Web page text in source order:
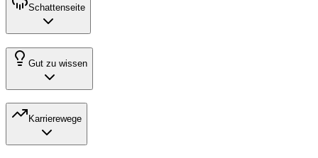
Schattenseite
Gut zu wissen
Karrierewege